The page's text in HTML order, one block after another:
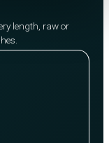
length, raw or